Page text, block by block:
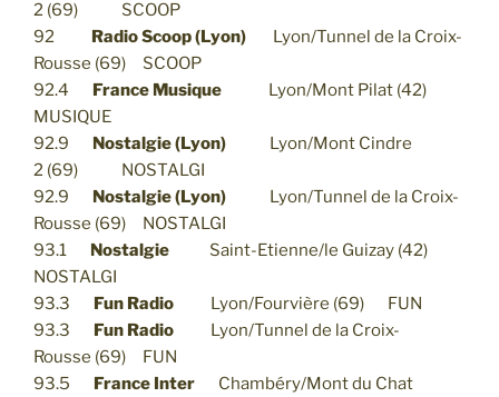
2 (69) SCOOP
92 Radio Scoop (Lyon) Lyon/Tunnel de la Croix-
Rousse (69) SCOOP
92.4 France Musique Lyon/Mont Pilat (42)
MUSIQUE
92.9 Nostalgie (Lyon) Lyon/Mont Cindre
2 (69) NOSTALGI
92.9 Nostalgie (Lyon) Lyon/Tunnel de la Croix-
Rousse (69) NOSTALGI
93.1 Nostalgie Saint-Etienne/le Guizay (42)
NOSTALGI
93.3 Fun Radio Lyon/Fourvière (69) FUN
93.3 Fun Radio Lyon/Tunnel de la Croix-
Rousse (69) FUN
93.5 France Inter Chambéry/Mont du Chat